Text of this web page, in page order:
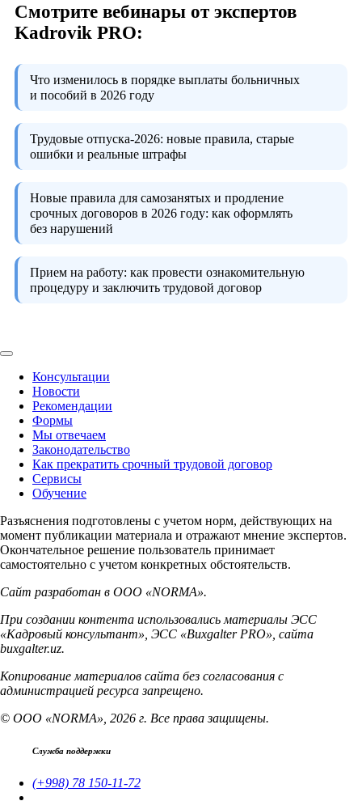
Смотрите вебинары от экспертов
Kadrovik PRO:
Что изменилось в порядке выплаты больничных
и пособий в 2026 году
Трудовые отпуска-2026: новые правила, старые
ошибки и реальные штрафы
Новые правила для самозанятых и продление
срочных договоров в 2026 году: как оформлять
без нарушений
Прием на работу: как провести ознакомительную
процедуру и заключить трудовой договор
Консультации
Новости
Рекомендации
Формы
Мы отвечаем
Законодательство
Как прекратить срочный трудовой договор
Сервисы
Обучение
Разъяснения подготовлены с учетом норм, действующих на
момент публикации материала и отражают мнение экспертов.
Окончательное решение пользователь принимает
самостоятельно с учетом конкретных обстоятельств.
Сайт разработан в ООО «NORMA».
При создании контента использовались материалы ЭСС
«Кадровый консультант», ЭСС «Buxgalter PRO», сайта
buxgalter.uz.
Копирование материалов сайта без согласования с
администрацией ресурса запрещено.
© ООО «NORMA», 2026 г. Все права защищены.
Служба поддержки
(+998) 78 150-11-72